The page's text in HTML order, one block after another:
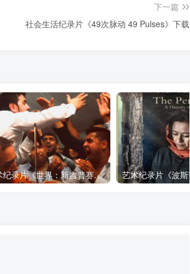
下一篇
社会生活纪录片《49次脉动 49 Pulses》下载
艺术纪录片《世界：新吉普赛之王 This World: The New Gypsy Kings》下载